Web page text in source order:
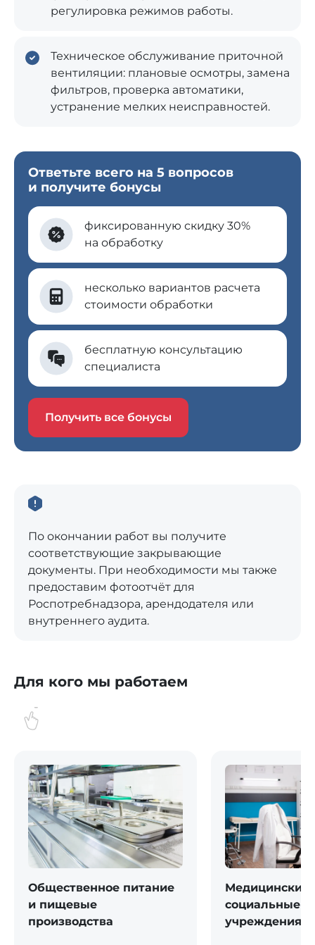
регулировка режимов работы.
Техническое обслуживание приточной
вентиляции: плановые осмотры, замена
фильтров, проверка автоматики,
устранение мелких неисправностей.
Ответьте всего на 5 вопросов
и получите бонусы
Получить все бонусы
фиксированную скидку 30%
на обработку
несколько вариантов расчета
стоимости обработки
бесплатную консультацию
специалиста
По окончании работ вы получите
соответствующие закрывающие
документы. При необходимости мы также
предоставим фотоотчёт для
Роспотребнадзора, арендодателя или
внутреннего аудита.
Для кого мы работаем
Общественное питание
и пищевые
производства
Медицинские
социальные
учреждения